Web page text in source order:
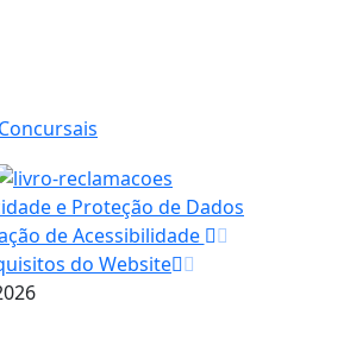
e Proteção de Dados
de Acessibilidade
do Website